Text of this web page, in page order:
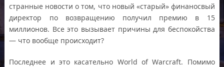
странные новости о том, что новый «старый» финаносвый
директор по возвращению получил премию в 15
миллионов. Все это вызывает причины для беспокойства
— что вообще происходит?
Последнее и это касательно World of Warcraft. Помимо